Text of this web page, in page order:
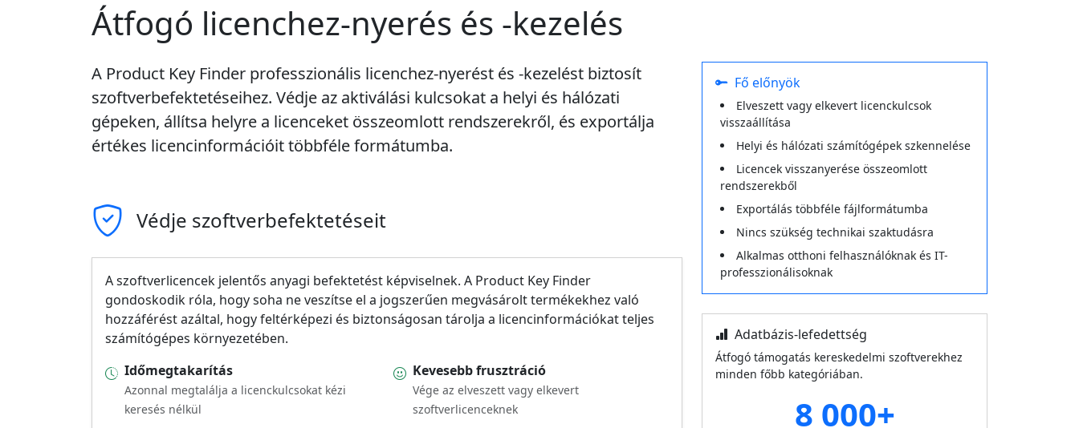
Átfogó licenchez-nyerés és -kezelés
A Product Key Finder professzionális licenchez-nyerést és -kezelést biztosít
szoftverbefektetéseihez. Védje az aktiválási kulcsokat a helyi és hálózati
gépeken, állítsa helyre a licenceket összeomlott rendszerekről, és exportálja
értékes licencinformációit többféle formátumba.
Védje szoftverbefektetéseit
A szoftverlicencek jelentős anyagi befektetést képviselnek. A Product Key Finder
gondoskodik róla, hogy soha ne veszítse el a jogszerűen megvásárolt termékekhez való
hozzáférést azáltal, hogy feltérképezi és biztonságosan tárolja a licencinformációkat teljes
számítógépes környezetében.
Időmegtakarítás
Azonnal megtalálja a licenckulcsokat kézi
keresés nélkül
Kevesebb frusztráció
Vége az elveszett vagy elkevert
szoftverlicenceknek
Fő előnyök
Elveszett vagy elkevert licenckulcsok
visszaállítása
Helyi és hálózati számítógépek szkennelése
Licencek visszanyerése összeomlott
rendszerekből
Exportálás többféle fájlformátumba
Nincs szükség technikai szaktudásra
Alkalmas otthoni felhasználóknak és IT-
professzionálisoknak
Adatbázis-lefedettség
Átfogó támogatás kereskedelmi szoftverekhez
minden főbb kategóriában.
8 000+